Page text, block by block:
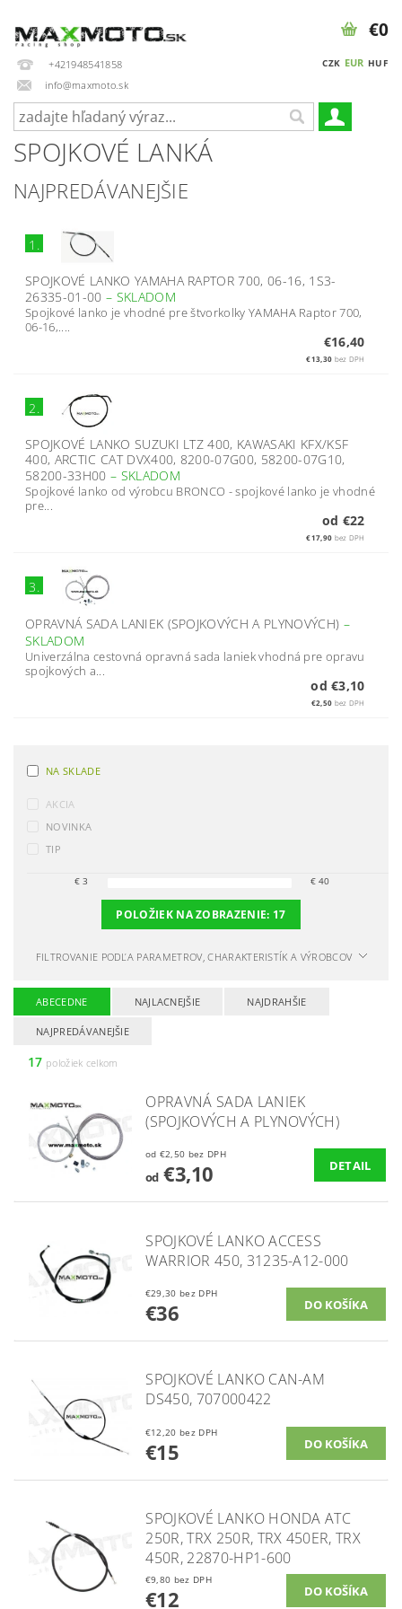
+421948541858
info@maxmoto.sk
CZK EUR HUF
€0
SPOJKOVÉ LANKÁ
NAJPREDÁVANEJŠIE
1.
SPOJKOVÉ LANKO YAMAHA RAPTOR 700, 06-16, 1S3-
26335-01-00 – SKLADOM
Spojkové lanko je vhodné pre štvorkolky YAMAHA Raptor 700,
06-16,....
€16,40
€13,30 bez DPH
2.
SPOJKOVÉ LANKO SUZUKI LTZ 400, KAWASAKI KFX/KSF
400, ARCTIC CAT DVX400, 8200-07G00, 58200-07G10,
58200-33H00 – SKLADOM
Spojkové lanko od výrobcu BRONCO - spojkové lanko je vhodné
pre...
od €22
€17,90 bez DPH
3.
OPRAVNÁ SADA LANIEK (SPOJKOVÝCH A PLYNOVÝCH) –
SKLADOM
Univerzálna cestovná opravná sada laniek vhodná pre opravu
spojkových a...
od €3,10
€2,50 bez DPH
NA SKLADE
AKCIA
NOVINKA
TIP
€3 €40
POLOŽIEK NA ZOBRAZENIE: 17
FILTROVANIE PODĽA PARAMETROV, CHARAKTERISTÍK A VÝROBCOV
ABECEDNE NAJLACNEJŠIE NAJDRAHŠIE
NAJPREDÁVANEJŠIE
17 položiek celkom
OPRAVNÁ SADA LANIEK
(SPOJKOVÝCH A PLYNOVÝCH)
od €2,50 bez DPH
od€3,10 DETAIL
SPOJKOVÉ LANKO ACCESS
WARRIOR 450, 31235-A12-000
€29,30 bez DPH
€36
SPOJKOVÉ LANKO CAN-AM
DS450, 707000422
€12,20 bez DPH
€15
SPOJKOVÉ LANKO HONDA ATC
250R, TRX 250R, TRX 450ER, TRX
450R, 22870-HP1-600
€9,80 bez DPH
€12